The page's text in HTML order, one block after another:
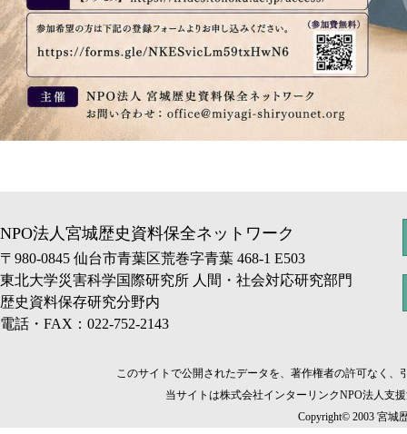
NPO法人宮城歴史資料保全ネットワーク
〒980-0845 仙台市青葉区荒巻字青葉 468-1 E503
東北大学災害科学国際研究所 人間・社会対応研究部門
歴史資料保存研究分野内
電話・FAX：022-752-2143
このサイトで公開されたデータを、著作権者の許可なく
当サイトは株式会社インターリンクNPO法人支
Copyright© 2003 宮城